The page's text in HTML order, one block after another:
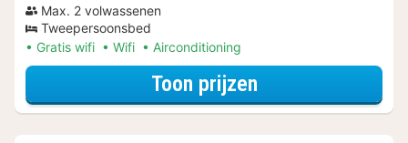
Max. 2 volwassenen
Tweepersoonsbed
Gratis wifi
Wifi Airconditioning
Toon prijzenvoor